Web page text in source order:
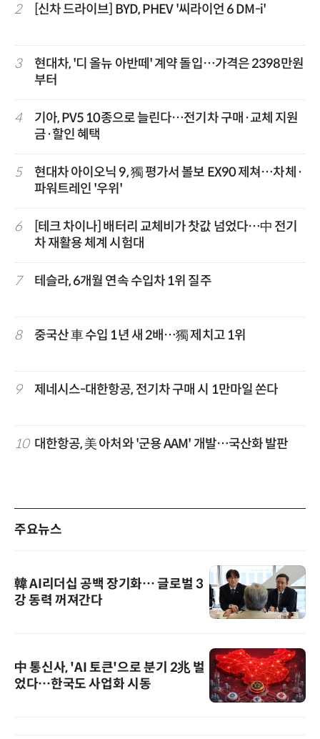
2 [신차 드라이브] BYD, PHEV '씨라이언 6 DM-i'
3
현대차, '디 올뉴 아반떼' 계약 돌입…가격은 2398만원
부터
4
기아, PV5 10종으로 늘린다…전기차 구매·교체 지원
금·할인 혜택
5
현대차 아이오닉 9, 獨 평가서 볼보 EX90 제쳐…차체·
파워트레인 '우위'
6
[테크 차이나] 배터리 교체비가 찻값 넘었다…中 전기
차 재활용 체계 시험대
7 테슬라, 6개월 연속 수입차 1위 질주
8 중국산 車 수입 1년 새 2배…獨 제치고 1위
9 제네시스-대한항공, 전기차 구매 시 1만마일 쏜다
10 대한항공, 美 아처와 '군용 AAM' 개발…국산화 발판
주요뉴스
韓 AI리더십 공백 장기화… 글로벌 3
강 동력 꺼져간다
中 통신사, 'AI 토큰'으로 분기 2兆 벌
었다…한국도 사업화 시동